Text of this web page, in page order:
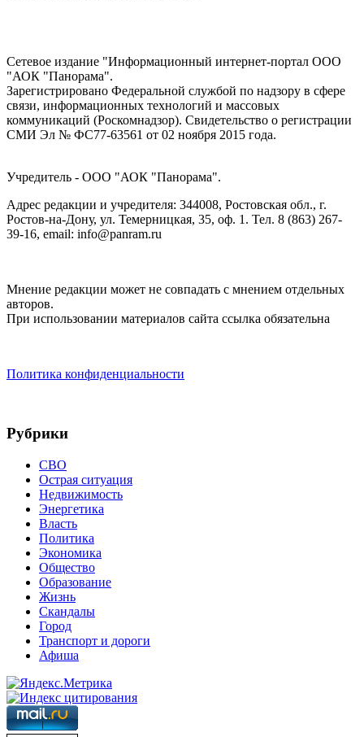
Сетевое издание "Информационный интернет-портал ООО
"АОК "Панорама".
Зарегистрировано Федеральной службой по надзору в сфере
связи, информационных технологий и массовых
коммуникаций (Роскомнадзор). Cвидетельство о регистрации
СМИ Эл № ФС77-63561 от 02 ноября 2015 года.
Учредитель - ООО "АОК "Панорама".
Адрес редакции и учредителя: 344008, Ростовская обл., г.
Ростов-на-Дону, ул. Темерницкая, 35, оф. 1. Тел. 8 (863) 267-
39-16, email: info@panram.ru
Мнение редакции может не совпадать с мнением отдельных
авторов.
При использовании материалов сайта ссылка обязательна
Политика конфиденциальности
Рубрики
СВО
Острая ситуация
Недвижимость
Энергетика
Власть
Политика
Экономика
Общество
Образование
Жизнь
Скандалы
Город
Транспорт и дороги
Афиша